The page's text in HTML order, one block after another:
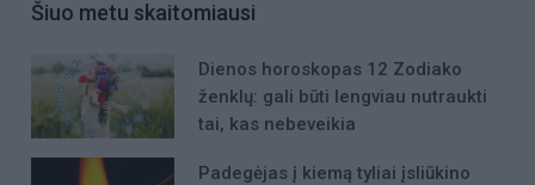
Šiuo metu skaitomiausi
Dienos horoskopas 12 Zodiako
ženklų: gali būti lengviau nutraukti
tai, kas nebeveikia
Padegėjas į kiemą tyliai įsliūkino